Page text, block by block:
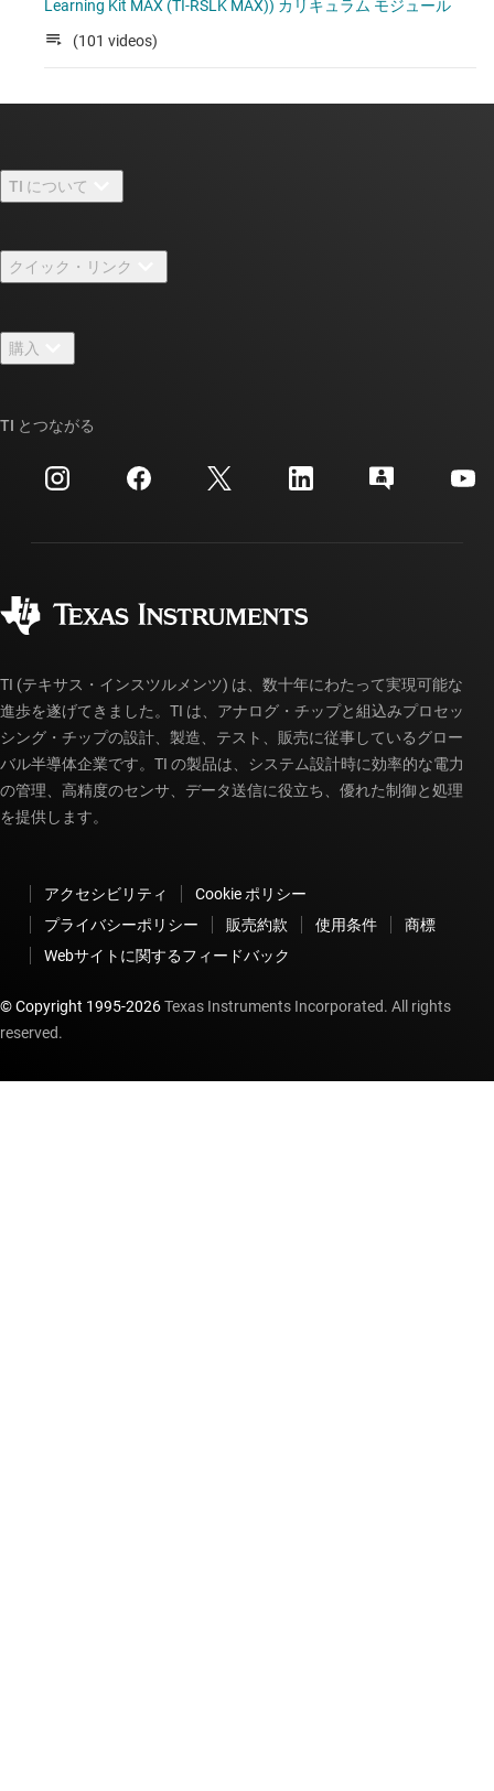
Learning Kit MAX (TI-RSLK MAX)) カリキュラム モジュール
(101 videos)
TI について
採用情報
ニュース
イベント
投資家向け情報
クイック・リンク
TI E2E™ 設計サポート・フォーラム
クロスリファレンス検索
カスタマー・サポート・センター
myTI アカウントの FAQ
購入
ご注文に関する FAQ
TI とつながる
TI (テキサス・インスツルメンツ) は、数十年にわたって実現可能な
進歩を遂げてきました。TI は、アナログ・チップと組込みプロセッ
シング・チップの設計、製造、テスト、販売に従事しているグロー
バル半導体企業です。TI の製品は、システム設計時に効率的な電力
の管理、高精度のセンサ、データ送信に役立ち、優れた制御と処理
を提供します。
アクセシビリティ
Cookie ポリシー
プライバシーポリシー
販売約款 使用条件
商標
Webサイトに関するフィードバック
© Copyright 1995-2026Texas Instruments Incorporated. All rights
reserved.